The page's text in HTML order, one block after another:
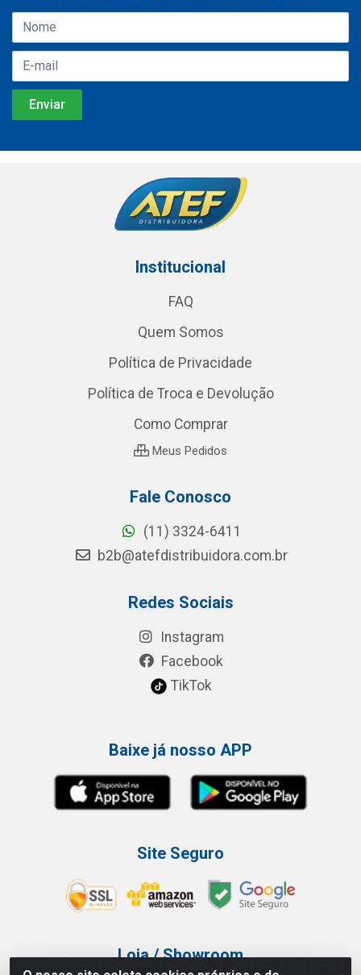
Institucional
FAQ
Quem Somos
Política de Privacidade
Política de Troca e Devolução
Como Comprar
Meus Pedidos
Fale Conosco
(11) 3324-6411
b2b@atefdistribuidora.com.br
Redes Sociais
Instagram
Facebook
TikTok
Baixe já nosso APP
Site Seguro
Loja / Showroom